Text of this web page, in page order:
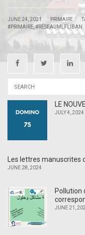
JUNE 24, 2021 | PRIMAIRE
#PRIMAIRE ,#RÉSEAUMLFLIBAN
LE
JULY 4, 2024
Les lettres manuscrites
JUNE 28, 2024
Pollution
JUNE 21,